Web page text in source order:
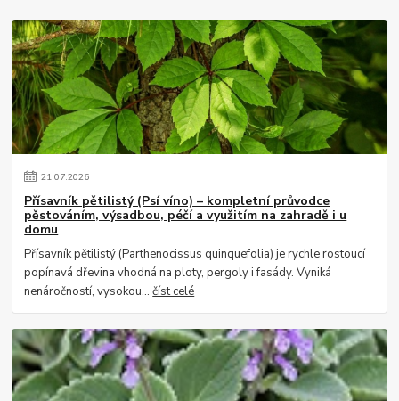
21.07.2026
Přísavník pětilistý (Psí víno) – kompletní průvodce
pěstováním, výsadbou, péčí a využitím na zahradě i u
domu
Přísavník pětilistý (Parthenocissus quinquefolia) je rychle rostoucí
popínavá dřevina vhodná na ploty, pergoly i fasády. Vyniká
nenáročností, vysokou...číst celé